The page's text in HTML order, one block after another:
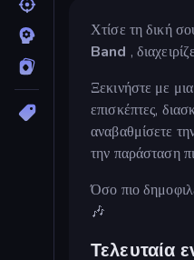
Χτίσε τη δική
Band ,
Ξεκινήστε με
επισκέπτες,
αναβαθμίσετε
την παράσταση
Όσο πιο
🎶
Τελευταία